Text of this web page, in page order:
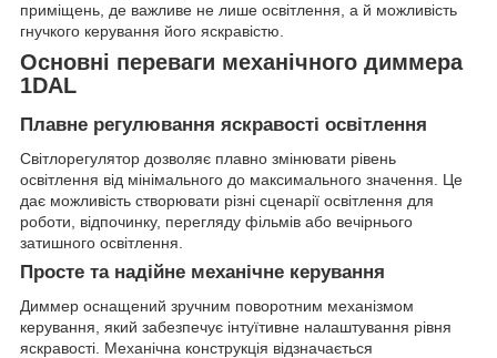
приміщень, де важливе не лише освітлення, а й можливість
гнучкого керування його яскравістю.
Основні переваги механічного диммера
1DAL
Плавне регулювання яскравості освітлення
Світлорегулятор дозволяє плавно змінювати рівень
освітлення від мінімального до максимального значення. Це
дає можливість створювати різні сценарії освітлення для
роботи, відпочинку, перегляду фільмів або вечірнього
затишного освітлення.
Просте та надійне механічне керування
Диммер оснащений зручним поворотним механізмом
керування, який забезпечує інтуїтивне налаштування рівня
яскравості. Механічна конструкція відзначається